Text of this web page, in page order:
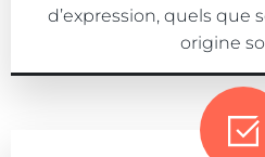
d’expression, quels que
origine